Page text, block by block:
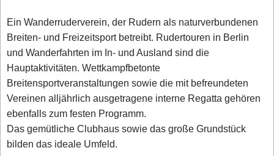
Ein Wanderruderverein, der Rudern als naturverbundenen
Breiten- und Freizeitsport betreibt. Rudertouren in Berlin
und Wanderfahrten im In- und Ausland sind die
Hauptaktivitäten. Wettkampfbetonte
Breitensportveranstaltungen sowie die mit befreundeten
Vereinen alljährlich ausgetragene interne Regatta gehören
ebenfalls zum festen Programm.
Das gemütliche Clubhaus sowie das große Grundstück
bilden das ideale Umfeld.